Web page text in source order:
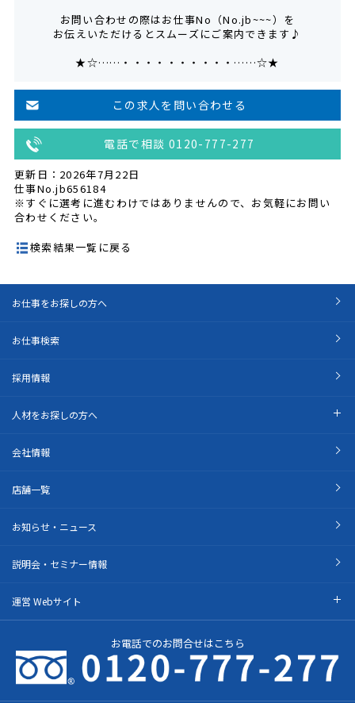
お問い合わせの際はお仕事No（No.jb~~~）を
お伝えいただけるとスムーズにご案内できます♪
★☆……・・・・・・・・・・……☆★
この求人を問い合わせる
電話で相談 0120-777-277
更新日：2026年7月22日
仕事No.jb656184
※すぐに選考に進むわけではありませんので、お気軽にお問い
合わせください。
検索結果一覧に戻る
お仕事をお探しの方へ
お仕事検索
採用情報
人材をお探しの方へ
会社情報
店舗一覧
お知らせ・ニュース
説明会・セミナー情報
運営 Webサイト
お電話でのお問合せはこちら